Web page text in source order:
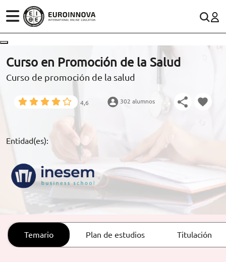
ESTUDIOS
CONOCE EUROINNOVA
BECAS Y FINANCIACIÓN
RECURSOS EDUCATIVOS
ARTÍCULOS
ORIENTACIÓN LABORAL
(+34)958 050 200 (gratuito en España)
TRABAJA CON NOSOTROS
Curso en Promoción de la Salud
Curso de promoción de la salud
4,6 302 alumnos
Entidad(es):
Temario Plan de estudios Titulación